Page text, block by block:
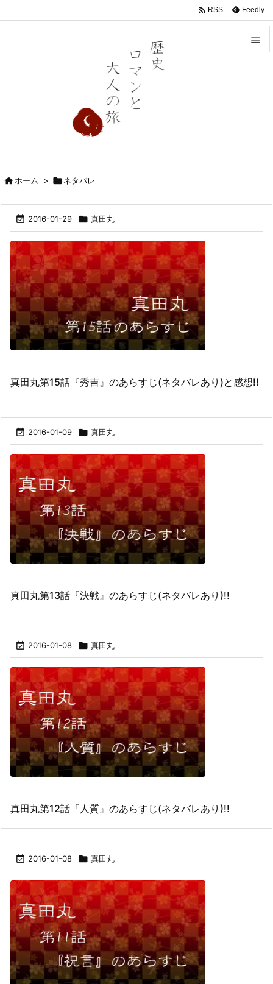

 RSS Feedly
ホーム > ネタバレ
 2016-01-29  真田丸
真田丸第15話『秀吉』のあらすじ(ネタバレあり)と感想!!
 2016-01-09  真田丸
真田丸第13話『決戦』のあらすじ(ネタバレあり)!!
 2016-01-08  真田丸
真田丸第12話『人質』のあらすじ(ネタバレあり)!!
 2016-01-08  真田丸